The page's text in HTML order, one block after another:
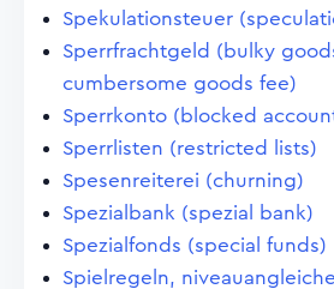
Spekulationsteuer
Sperrfrachtgeld (bulky
cumbersome goods fee)
Sperrkonto (blocked
Sperrlisten (restricted lists)
Spesenreiterei (churning)
Spezialbank (spezial bank)
Spezialfonds (special funds)
Spielregeln,